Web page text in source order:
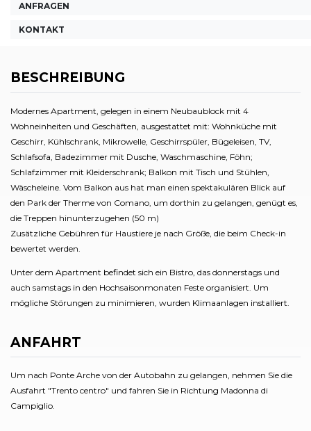
ANFRAGEN
KONTAKT
BESCHREIBUNG
Modernes Apartment, gelegen in einem Neubaublock mit 4
Wohneinheiten und Geschäften, ausgestattet mit: Wohnküche mit
Geschirr, Kühlschrank, Mikrowelle, Geschirrspüler, Bügeleisen, TV,
Schlafsofa, Badezimmer mit Dusche, Waschmaschine, Föhn;
Schlafzimmer mit Kleiderschrank; Balkon mit Tisch und Stühlen,
Wäscheleine. Vom Balkon aus hat man einen spektakulären Blick auf
den Park der Therme von Comano, um dorthin zu gelangen, genügt es,
die Treppen hinunterzugehen (50 m)
Zusätzliche Gebühren für Haustiere je nach Größe, die beim Check-in
bewertet werden.
Unter dem Apartment befindet sich ein Bistro, das donnerstags und
auch samstags in den Hochsaisonmonaten Feste organisiert. Um
mögliche Störungen zu minimieren, wurden Klimaanlagen installiert.
ANFAHRT
Um nach Ponte Arche von der Autobahn zu gelangen, nehmen Sie die
Ausfahrt "Trento centro" und fahren Sie in Richtung Madonna di
Campiglio.